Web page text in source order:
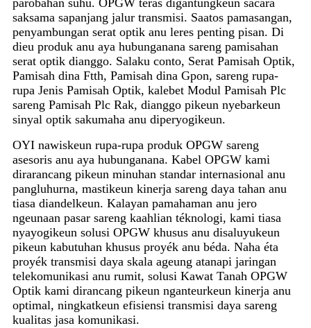
parobahan suhu. OPGW teras digantungkeun sacara
saksama sapanjang jalur transmisi. Saatos pamasangan,
penyambungan serat optik anu leres penting pisan. Di
dieu produk anu aya hubunganana sareng pamisahan
serat optik dianggo. Salaku conto, Serat Pamisah Optik,
Pamisah dina Ftth, Pamisah dina Gpon, sareng rupa-
rupa Jenis Pamisah Optik, kalebet Modul Pamisah Plc
sareng Pamisah Plc Rak, dianggo pikeun nyebarkeun
sinyal optik sakumaha anu diperyogikeun.
OYI nawiskeun rupa-rupa produk OPGW sareng
asesoris anu aya hubunganana. Kabel OPGW kami
dirarancang pikeun minuhan standar internasional anu
pangluhurna, mastikeun kinerja sareng daya tahan anu
tiasa diandelkeun. Kalayan pamahaman anu jero
ngeunaan pasar sareng kaahlian téknologi, kami tiasa
nyayogikeun solusi OPGW khusus anu disaluyukeun
pikeun kabutuhan khusus proyék anu béda. Naha éta
proyék transmisi daya skala ageung atanapi jaringan
telekomunikasi anu rumit, solusi Kawat Tanah OPGW
Optik kami dirancang pikeun nganteurkeun kinerja anu
optimal, ningkatkeun efisiensi transmisi daya sareng
kualitas jasa komunikasi.